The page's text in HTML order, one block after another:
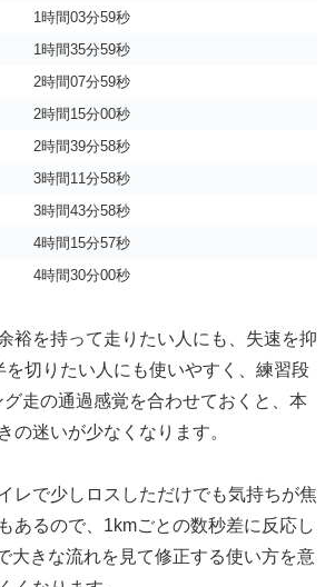
1時間03分59秒
1時間35分59秒
2時間07分59秒
2時間15分00秒
2時間39分58秒
3時間11分58秒
3時間43分58秒
4時間15分57秒
4時間30分00秒
裕を持って走りたい人にも、失速を抑
を切りたい人にも使いやすく、練習段
走の通過感覚を合わせておくと、本
の迷いが少なくなります。
レで少しロスしただけでも気持ちが焦
あるので、1kmごとの数秒差に反応し
大きな流れを見て修正する使い方を意